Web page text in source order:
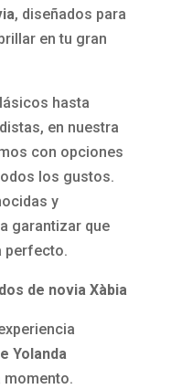
, diseñados para
en tu gran
hasta
en nuestra
con opciones
los gustos.
y
garantizar que
perfecto.
de novia Xàbia
Yolanda
momento.